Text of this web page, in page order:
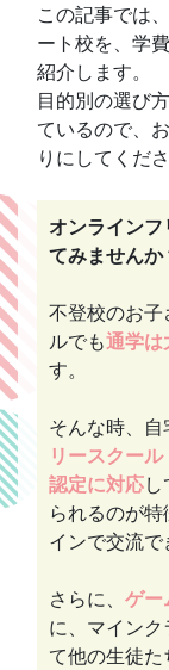
この記事では
ート校を、学
紹介します。
目的別の選び
ているので、
りにしてくださ
オンライン
てみませんか
不登校のお
ルでも通学は
す。
そんな時、
リースクール
認定に対応
られるのが
インで交流で
さらに、 ゲー
に、マイン
て他の生徒